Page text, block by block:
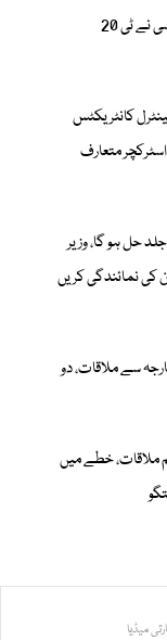
بہترین بولر بن گئے، آئی سی سی نے ٹی 20
کانٹریکٹس
متعارف
حل ہو گا، وزیر
کی نمائندگی کریں
سے ملاقات، دو
ملاقات، خطے میں
میڈیا